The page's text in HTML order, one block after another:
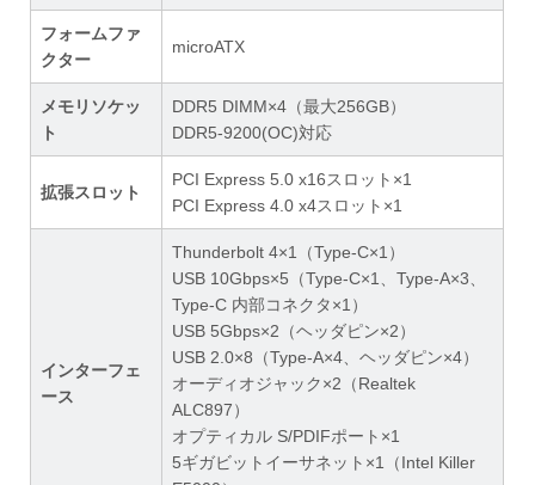
フォームファ
クター
microATX
メモリソケッ
ト
DDR5 DIMM×4（最大256GB）
DDR5-9200(OC)対応
拡張スロット
PCI Express 5.0 x16スロット×1
PCI Express 4.0 x4スロット×1
インターフェ
ース
Thunderbolt 4×1（Type-C×1）
USB 10Gbps×5（Type-C×1、Type-A×3、
Type-C 内部コネクタ×1）
USB 5Gbps×2（ヘッダピン×2）
USB 2.0×8（Type-A×4、ヘッダピン×4）
オーディオジャック×2（Realtek
ALC897）
オプティカル S/PDIFポート×1
5ギガビットイーサネット×1（Intel Killer